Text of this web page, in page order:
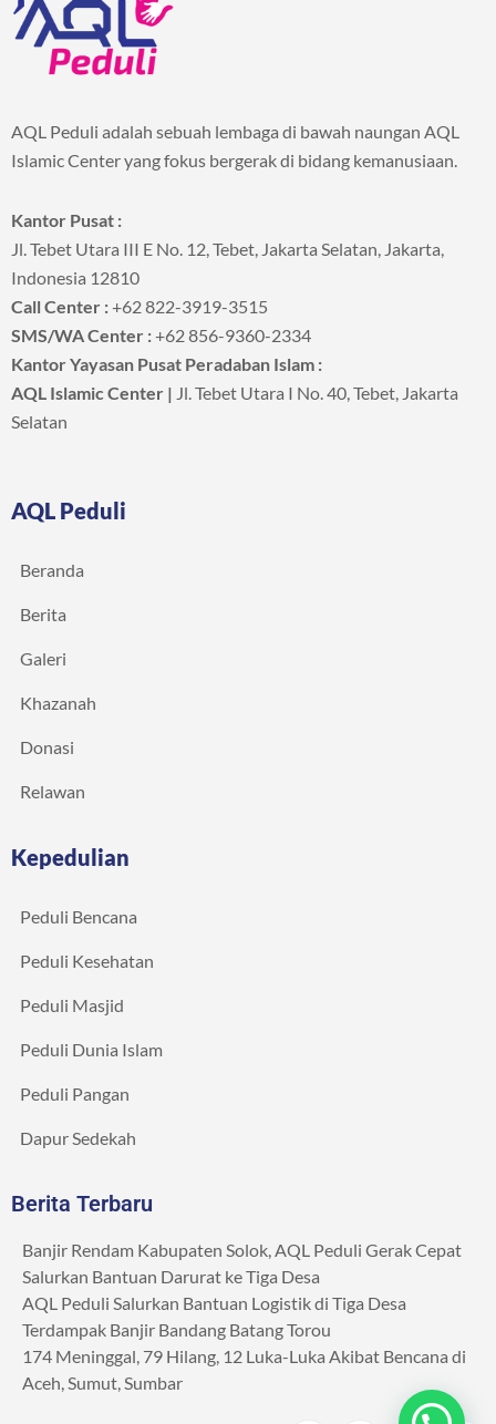
AQL Peduli adalah sebuah lembaga di bawah naungan AQL
Islamic Center yang fokus bergerak di bidang kemanusiaan.
Kantor Pusat :
Jl. Tebet Utara III E No. 12, Tebet, Jakarta Selatan, Jakarta,
Indonesia 12810
Call Center :+62 822-3919-3515
SMS/WA Center :+62 856-9360-2334
Kantor Yayasan Pusat Peradaban Islam :
AQL Islamic Center | Jl. Tebet Utara I No. 40, Tebet, Jakarta
Selatan
AQL Peduli
Beranda
Berita
Galeri
Khazanah
Donasi
Relawan
Kepedulian
Peduli Bencana
Peduli Kesehatan
Peduli Masjid
Peduli Dunia Islam
Peduli Pangan
Dapur Sedekah
Berita Terbaru
Banjir Rendam Kabupaten Solok, AQL Peduli Gerak Cepat
Salurkan Bantuan Darurat ke Tiga Desa
AQL Peduli Salurkan Bantuan Logistik di Tiga Desa
Terdampak Banjir Bandang Batang Torou
174 Meninggal, 79 Hilang, 12 Luka-Luka Akibat Bencana di
Aceh, Sumut, Sumbar